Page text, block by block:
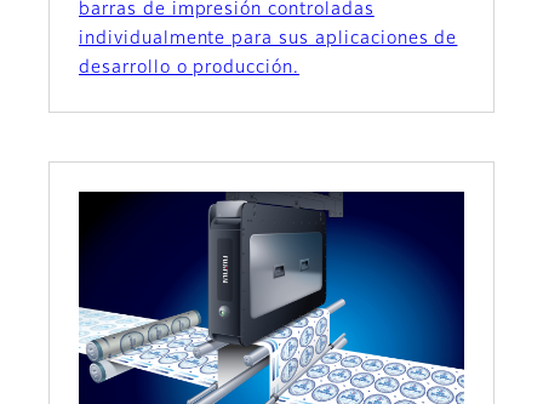
barras de impresión controladas
individualmente para sus aplicaciones de
desarrollo o producción.